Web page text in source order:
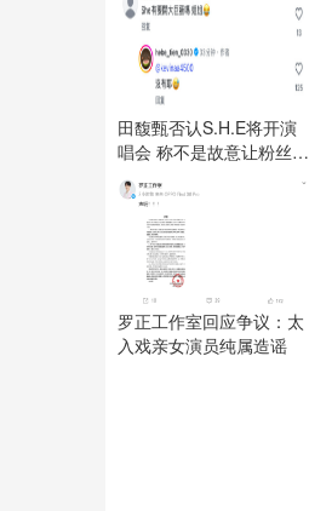
田馥甄否认S.H.E将开演
唱会 称不是故意让粉丝失
望
罗正工作室回应争议：太
入戏亲女演员纯属造谣